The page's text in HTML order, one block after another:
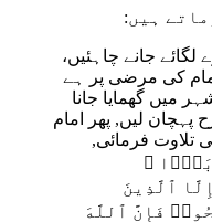
ہیں:
لگائے جانے چاہئیں،
امام کی مرضی پر ہے
میں گھمایا جانا
پہچان لیں, پھر امام
تلاوت فرمائی,
أَبَدًۭا
وَأُو۟لَـٰٓئِكَ هُمُ ٱلْفَـٰسِقُونَ ٤ إِلَّا ٱلَّذِينَ
فَإِنَّ ٱللَّهَ